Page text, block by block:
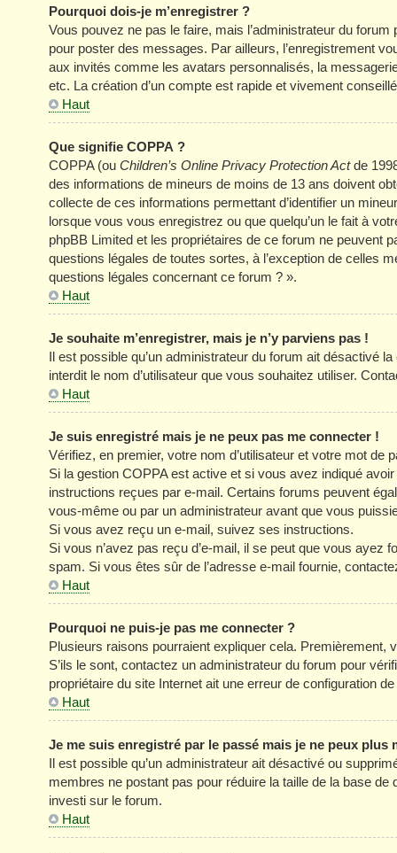
Pourquoi dois-je m’enregistrer ?
Vous pouvez ne pas le faire, mais l’administrateur du
pour poster des messages. Par ailleurs, l’enregistrement
aux invités comme les avatars personnalisés, la
etc. La création d’un compte est rapide et vivement
Haut
Que signifie COPPA ?
COPPA (ou Children’s Online Privacy Protection Actde
des informations de mineurs de moins de 13 ans doivent
collecte de ces informations permettant d’identifier un
lorsque vous vous enregistrez ou que quelqu’un le fait à
phpBB Limited et les propriétaires de ce forum ne peuvent
questions légales de toutes sortes, à l’exception de celles
questions légales concernant ce forum ? ».
Haut
Je souhaite m’enregistrer, mais je n’y parviens pas !
Il est possible qu’un administrateur du forum ait désactivé
interdit le nom d’utilisateur que vous souhaitez utiliser.
Haut
Je suis enregistré mais je ne peux pas me connecter !
Vérifiez, en premier, votre nom d’utilisateur et votre mot de
Si la gestion COPPA est active et si vous avez indiqué
instructions reçues par e-mail. Certains forums peuvent
vous-même ou par un administrateur avant que vous
Si vous avez reçu un e-mail, suivez ses instructions.
Si vous n’avez pas reçu d’e-mail, il se peut que vous ayez
spam. Si vous êtes sûr de l’adresse e-mail fournie,
Haut
Pourquoi ne puis-je pas me connecter ?
Plusieurs raisons pourraient expliquer cela. Premièrement,
S’ils le sont, contactez un administrateur du forum pour
propriétaire du site Internet ait une erreur de configuration
Haut
Je me suis enregistré par le passé mais je ne peux plus
Il est possible qu’un administrateur ait désactivé ou
membres ne postant pas pour réduire la taille de la base
investi sur le forum.
Haut